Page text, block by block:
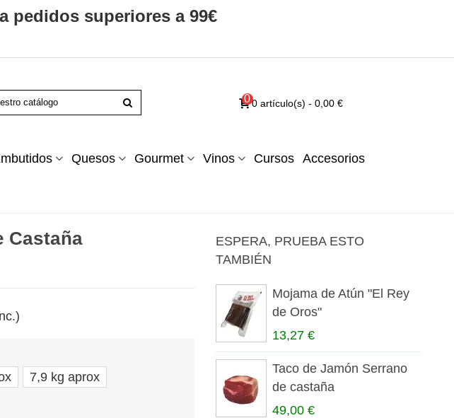
pedidos superiores a 99€
00 artículo(s) - 0,00 €
Quesos Gourmet Vinos Cursos Accesorios
Castaña
7,9 kg aprox
ESPERA, PRUEBA ESTO
TAMBIÉN
Mojama de Atún "El Rey
de Oros"
13,27 €
Taco de Jamón Serrano
de castaña
49,00 €